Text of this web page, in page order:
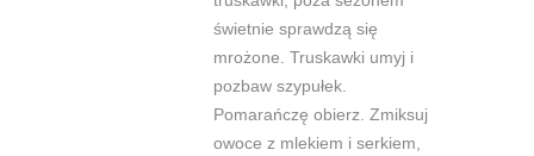
świetnie sprawdzą się
mrożone. Truskawki umyj i
pozbaw szypułek.
Pomarańczę obierz. Zmiksuj
owoce z mlekiem i serkiem,